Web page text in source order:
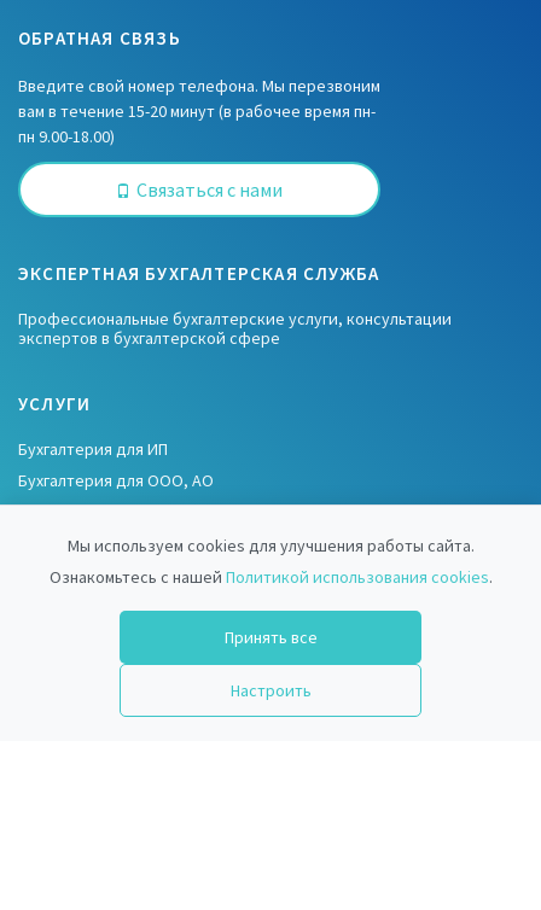
ОБРАТНАЯ СВЯЗЬ
Введите свой номер телефона. Мы перезвоним
вам в течение 15-20 минут (в рабочее время пн-
пн 9.00-18.00)
Связаться с нами
ЭКСПЕРТНАЯ БУХГАЛТЕРСКАЯ СЛУЖБА
Профессиональные бухгалтерские услуги, консультации
экспертов в бухгалтерской сфере
УСЛУГИ
Бухгалтерия для ИП
Бухгалтерия для ООО, АО
Бухгалтерия для СНТ, ТСН
Бухгалтерия для НКО
ИНФОРМАЦИЯ
Использование cookies
Обработка персональных данных
Мы используем cookies для улучшения работы сайта.
Ознакомьтесь с нашей Политикой использования cookies.
Принять все
Настроить